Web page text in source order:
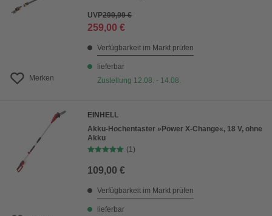
Merken
UVP299,99 €
259,00 €
Verfügbarkeit im Markt prüfen
lieferbar
Zustellung 12.08. - 14.08.
EINHELL
Akku-Hochentaster »Power X-Change«, 18 V, ohne
Akku
(1)
109,00 €
Verfügbarkeit im Markt prüfen
lieferbar